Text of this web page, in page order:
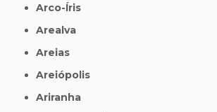
Arco-Íris
Arealva
Areias
Areiópolis
Ariranha